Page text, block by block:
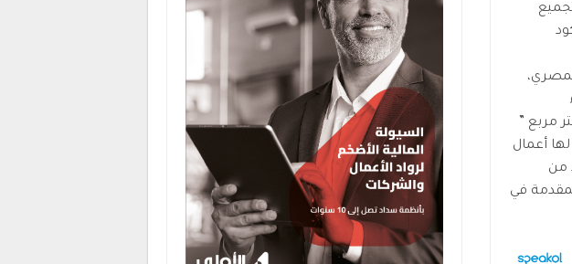
فى تنفيذ وتسليم مشروعات على مساحة تزيد عن 50.000 متر مربع ”
أعمال
من
في